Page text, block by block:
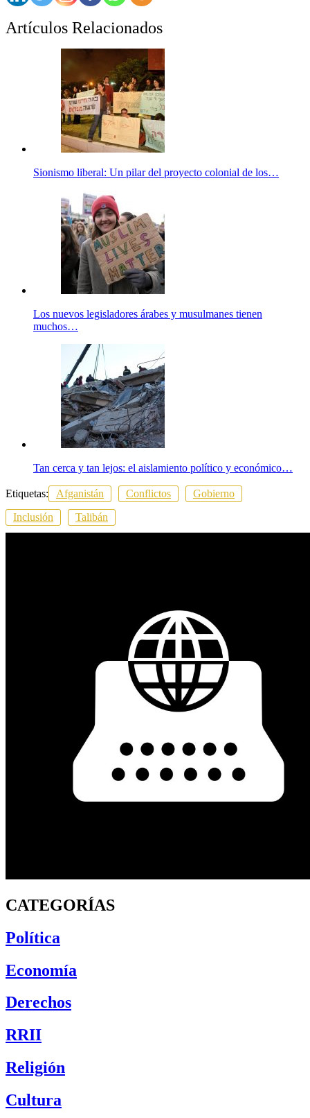
Artículos Relacionados
Sionismo liberal: Un pilar del proyecto colonial de los…
Los nuevos legisladores árabes y musulmanes tienen
muchos…
Tan cerca y tan lejos: el aislamiento político y económico…
Etiquetas: Afganistán Conflictos
Gobierno
Inclusión
Talibán
CATEGORÍAS
Política
Economía
Derechos
RRII
Religión
Cultura